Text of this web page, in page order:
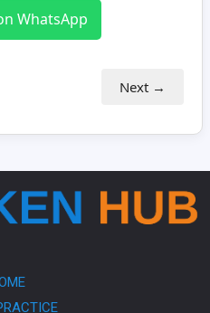
WhatsApp
Next →